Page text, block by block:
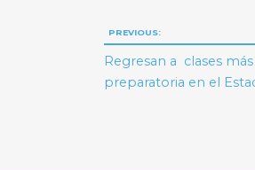
de
PREVIOUS:
Regresan a clases
preparatoria en el